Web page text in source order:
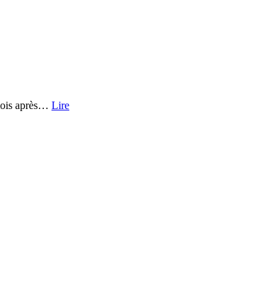
après… Lire